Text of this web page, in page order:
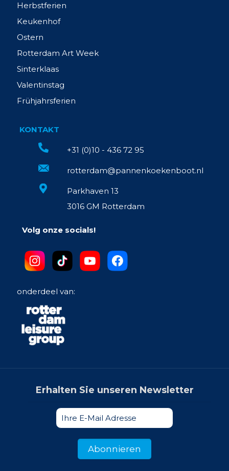
Herbstferien
Keukenhof
Ostern
Rotterdam Art Week
Sinterklaas
Valentinstag
Frühjahrsferien
KONTAKT
+31 (0)10 - 436 72 95
rotterdam@pannenkoekenboot.nl
Parkhaven 13
3016 GM Rotterdam
Volg onze socials!
onderdeel van:
Erhalten Sie unseren Newsletter